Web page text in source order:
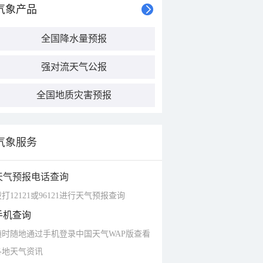
象产品
全国降水量预报
强对流天气公报
全国地质灾害预报
象服务
气预报电话查询
打12121或96121进行天气预报查询
机查询
时随地通过手机登录中国天气WAP版查看
地天气资讯